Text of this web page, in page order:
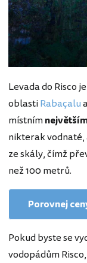
Levada do Risco
oblastiRabaçalu
místním
nikterak vodnaté,
ze skály, čímž
než 100 metrů.
Porovnej
Pokud byste se
vodopádům